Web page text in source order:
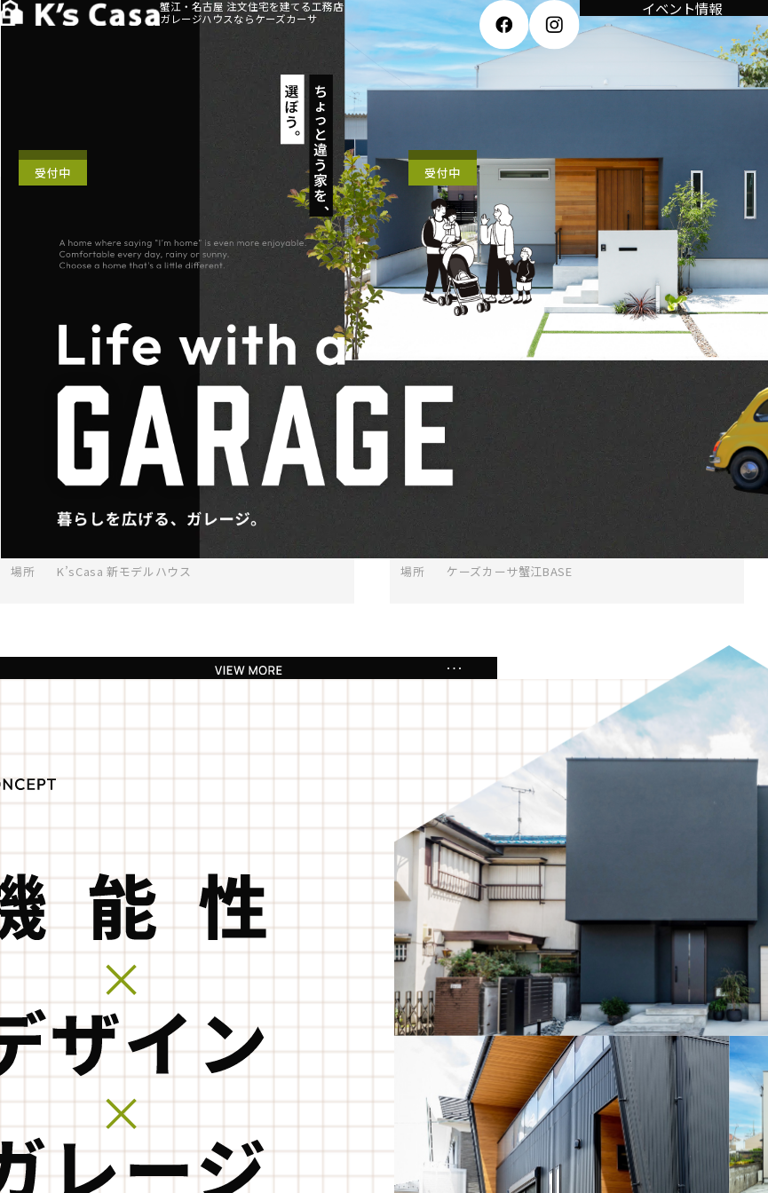
蟹江・名古屋 注文住宅を建てる工務店
ガレージハウスならケーズカーサ
イベント情報
受付中
モデルハウス グランドオープン見学会｜蟹江町学
8月22日(土)・23日(日)
場所
K’sCasa 新モデルハウス
受付中
ガレージリノベーション相談会｜倉庫がここまで
変わる
10：00-17：00 (最終受付16：00)
場所
ケーズカーサ蟹江BASE